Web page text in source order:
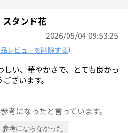
スタンド花
2026/05/04 09:53:25
レビューを削除する）
しい、華やかさで、とても良かっ
ざいます。
考になったと言っています。
参考にならなかった